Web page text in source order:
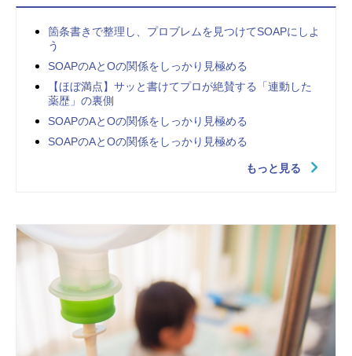
箇条書きで整理し、プロブレムを見つけてSOAPにしよ
う
SOAPのAとOの関係をしっかり見極める
【ほぼ満点】サッと書けてプロが絶賛する「連動した
薬歴」の裏側
SOAPのAとOの関係をしっかり見極める
SOAPのAとOの関係をしっかり見極める
もっと見る